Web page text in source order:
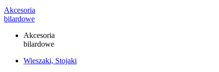
Akcesoria
bilardowe
Akcesoria
bilardowe
Wieszaki, Stojaki